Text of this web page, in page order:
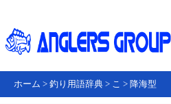
ホーム > 釣り用語辞典 > こ > 降海型